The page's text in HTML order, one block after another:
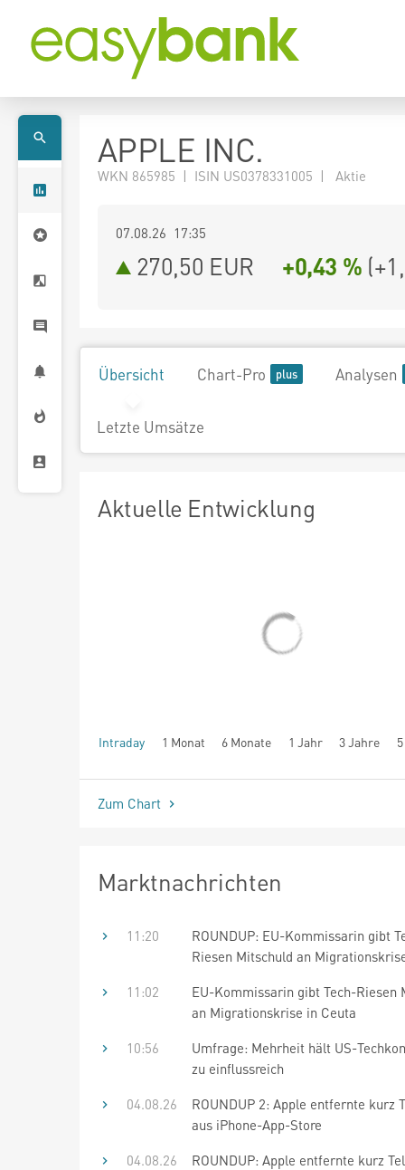
APPLE INC.
WKN 865985 | ISIN US0378331005 | Aktie
07.08.26 17:35
270,50 EUR +0,43 % (
Übersicht Chart-Pro Analysen
Letzte Umsätze
Aktuelle Entwicklung
Intraday 1 Monat 6 Monate 1 Jahr 3 Jahre
seit Beginn
Zum Chart
Marktnachrichten
11:20
ROUNDUP: EU-Kommissarin gibt
Riesen Mitschuld an
11:02
EU-Kommissarin gibt Tech-Riesen
an Migrationskrise in Ceuta
10:56
Umfrage: Mehrheit hält US-
zu einflussreich
04.08.26
ROUNDUP 2: Apple entfernte kurz
aus iPhone-App-Store
04.08.26
ROUNDUP: Apple entfernte kurz